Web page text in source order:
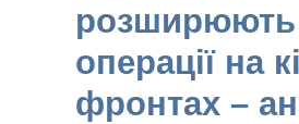
розширюють
операції на
фронтах –